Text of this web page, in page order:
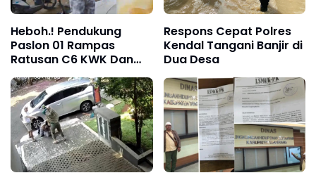
Heboh.! Pendukung
Paslon 01 Rampas
Ratusan C6 KWK Dan
Mengancam Petugas
Dengan Sajam*
Respons Cepat Polres
Kendal Tangani Banjir di
Dua Desa